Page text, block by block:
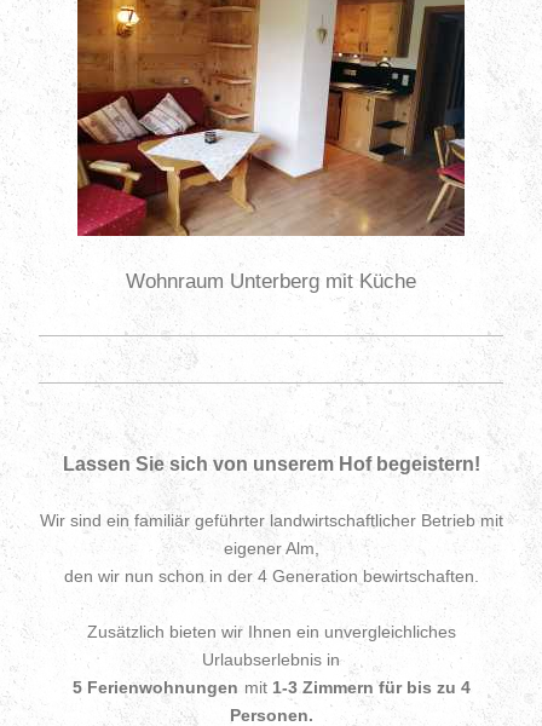
Wohnraum Unterberg mit Küche
Lassen Sie sich von unserem Hof begeistern!
Wir sind ein familiär geführter landwirtschaftlicher Betrieb mit
eigener Alm,
den wir nun schon in der 4 Generation bewirtschaften.
Zusätzlich bieten wir Ihnen ein unvergleichliches
Urlaubserlebnis in
5 Ferienwohnungen mit 1-3 Zimmern für bis zu 4
Personen.